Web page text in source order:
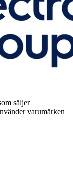
säljer
varumärken